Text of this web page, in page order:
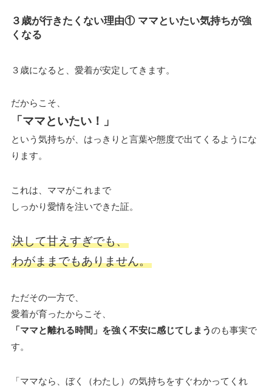
３歳が行きたくない理由① ママといたい気持ちが強
くなる
３歳になると、愛着が安定してきます。
だからこそ、
「ママといたい！」
という気持ちが、はっきりと言葉や態度で出てくるようにな
ります。
これは、ママがこれまで
しっかり愛情を注いできた証。
決して甘えすぎでも、
わがままでもありません。
ただその一方で、
愛着が育ったからこそ、
「ママと離れる時間」を強く不安に感じてしまうのも事実で
す。
「ママなら、ぼく（わたし）の気持ちをすぐわかってくれ